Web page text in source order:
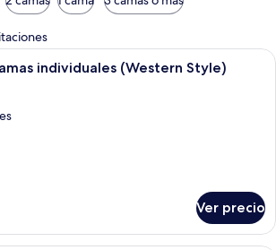
Habitación de hotel con dos camas,
individuales (Western Style)
Ver precio